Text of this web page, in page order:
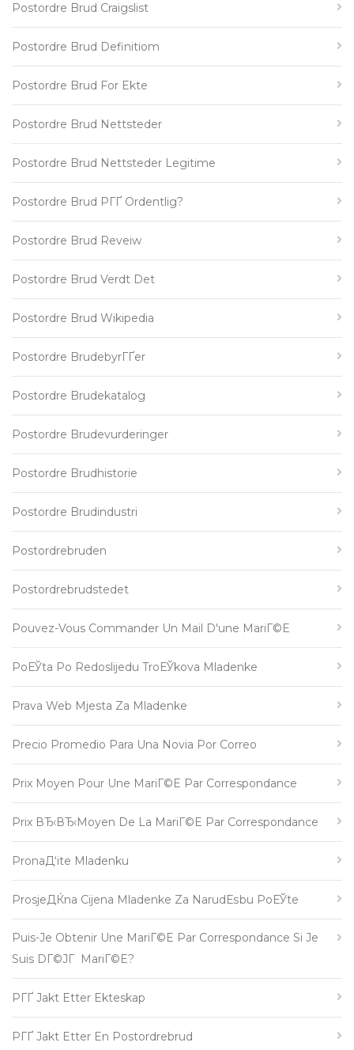
Postordre Brud Craigslist
Postordre Brud Definitiom
Postordre Brud For Ekte
Postordre Brud Nettsteder
Postordre Brud Nettsteder Legitime
Postordre Brud PГҐ Ordentlig?
Postordre Brud Reveiw
Postordre Brud Verdt Det
Postordre Brud Wikipedia
Postordre BrudebyrГҐer
Postordre Brudekatalog
Postordre Brudevurderinger
Postordre Brudhistorie
Postordre Brudindustri
Postordrebruden
Postordrebrudstedet
Pouvez-Vous Commander Un Mail D'une MariГ©e
PoЕЎta Po Redoslijedu TroЕЎkova Mladenke
Prava Web Mjesta Za Mladenke
Precio Promedio Para Una Novia Por Correo
Prix Moyen Pour Une MariГ©e Par Correspondance
Prix ВЂ‹вЂ‹moyen De La MariГ©e Par Correspondance
PronaД‘ite Mladenku
ProsjeДЌna Cijena Mladenke Za NarudЕѕbu PoЕЎte
Puis-Je Obtenir Une MariГ©e Par Correspondance Si Je
Suis DГ©jГ MariГ©e?
PГҐ Jakt Etter Ekteskap
PГҐ Jakt Etter En Postordrebrud